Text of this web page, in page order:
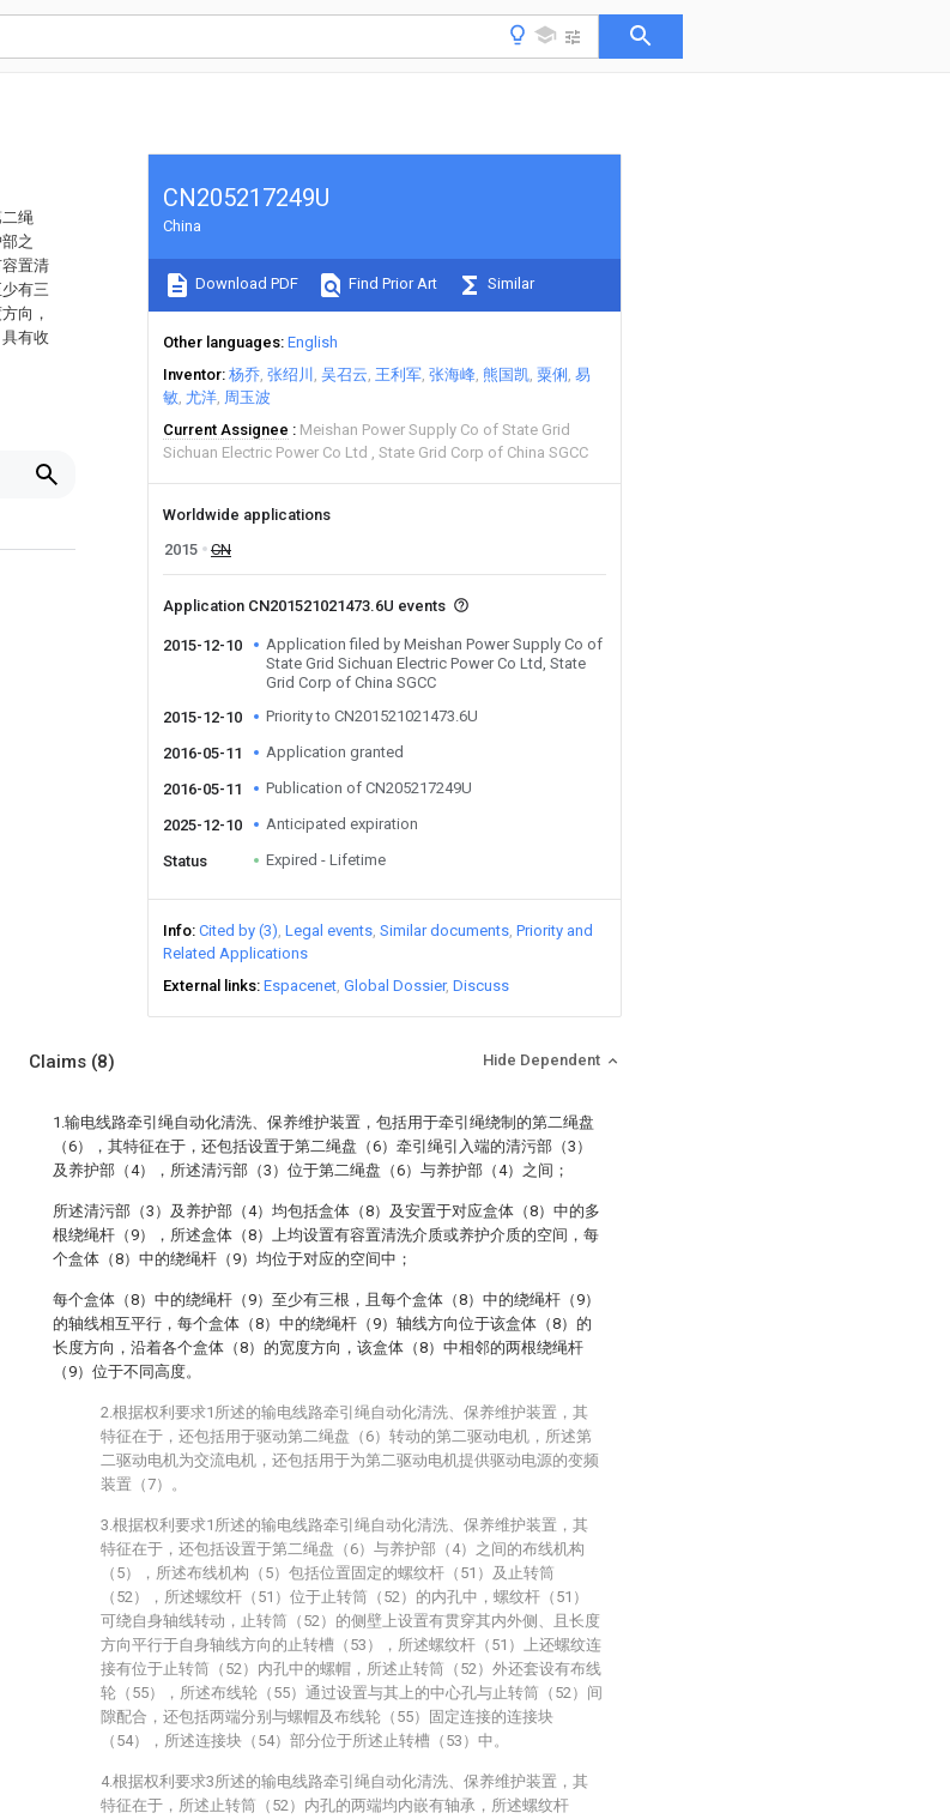
绳
之
置清
有三
向，
有收
CN205217249U
China
Download PDF Find Prior Art Similar
Other languages English
Inventor 杨乔 张绍川 吴召云 王利军 张海峰 熊国凯 粟俐 易
敏 尤洋 周玉波
Current Assignee
Meishan Power Supply Co of State Grid
Sichuan Electric Power Co Ltd
State Grid Corp of China SGCC
Worldwide applications
2015
CN
Application CN201521021473.6U events
2015-12-10
Application filed by Meishan Power Supply Co of
State Grid Sichuan Electric Power Co Ltd, State
Grid Corp of China SGCC
2015-12-10
Priority to CN201521021473.6U
2016-05-11 Application granted
2016-05-11 Publication of CN205217249U
2025-12-10 Anticipated expiration
Status Expired - Lifetime
Info Cited by (3) Legal events Similar documents Priority and
Related Applications
External links Espacenet Global Dossier Discuss
Claims (8) Hide Dependent
1.输电线路牵引绳自动化清洗、保养维护装置，包括用于牵引绳绕制的第二绳盘
（6），其特征在于，还包括设置于第二绳盘（6）牵引绳引入端的清污部（3）
及养护部（4），所述清污部（3）位于第二绳盘（6）与养护部（4）之间；
所述清污部（3）及养护部（4）均包括盒体（8）及安置于对应盒体（8）中的多
根绕绳杆（9），所述盒体（8）上均设置有容置清洗介质或养护介质的空间，每
个盒体（8）中的绕绳杆（9）均位于对应的空间中；
每个盒体（8）中的绕绳杆（9）至少有三根，且每个盒体（8）中的绕绳杆（9）
的轴线相互平行，每个盒体（8）中的绕绳杆（9）轴线方向位于该盒体（8）的
长度方向，沿着各个盒体（8）的宽度方向，该盒体（8）中相邻的两根绕绳杆
（9）位于不同高度。
2.根据权利要求1所述的输电线路牵引绳自动化清洗、保养维护装置，其
特征在于，还包括用于驱动第二绳盘（6）转动的第二驱动电机，所述第
二驱动电机为交流电机，还包括用于为第二驱动电机提供驱动电源的变频
装置（7）。
3.根据权利要求1所述的输电线路牵引绳自动化清洗、保养维护装置，其
特征在于，还包括设置于第二绳盘（6）与养护部（4）之间的布线机构
（5），所述布线机构（5）包括位置固定的螺纹杆（51）及止转筒
（52），所述螺纹杆（51）位于止转筒（52）的内孔中，螺纹杆（51）
可绕自身轴线转动，止转筒（52）的侧壁上设置有贯穿其内外侧、且长度
方向平行于自身轴线方向的止转槽（53），所述螺纹杆（51）上还螺纹连
接有位于止转筒（52）内孔中的螺帽，所述止转筒（52）外还套设有布线
轮（55），所述布线轮（55）通过设置与其上的中心孔与止转筒（52）间
隙配合，还包括两端分别与螺帽及布线轮（55）固定连接的连接块
（54），所述连接块（54）部分位于所述止转槽（53）中。
4.根据权利要求3所述的输电线路牵引绳自动化清洗、保养维护装置，其
特征在于，所述止转筒（52）内孔的两端均内嵌有轴承，所述螺纹杆